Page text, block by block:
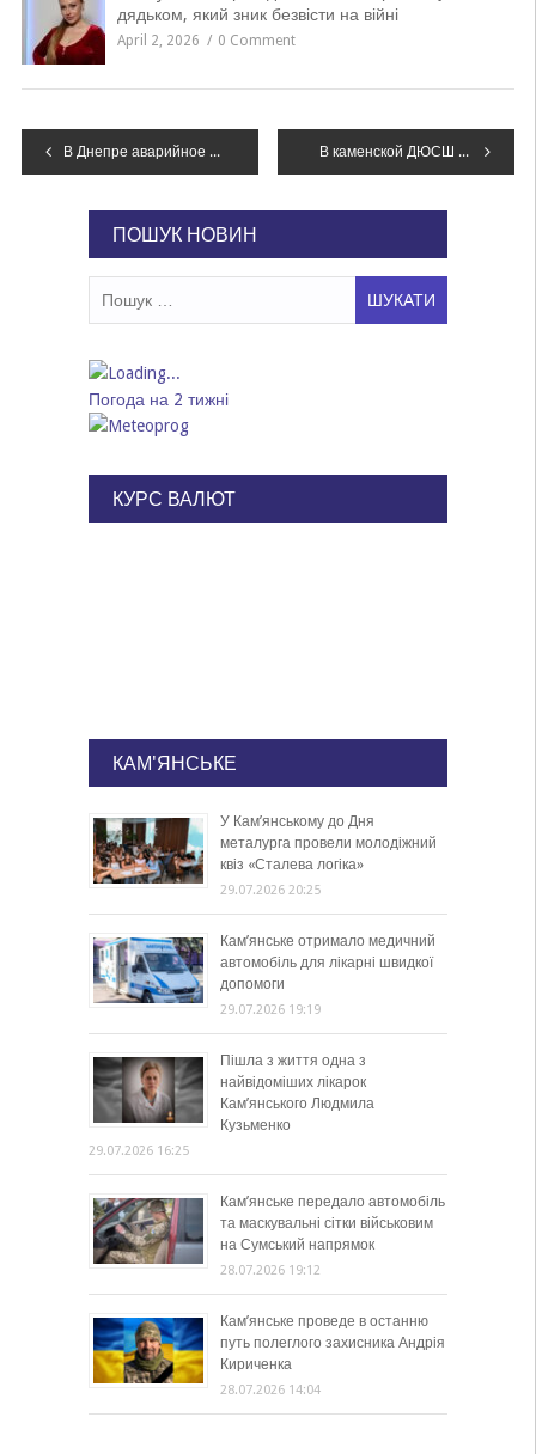
дядьком, який зник безвісти на війні
April 2, 2026 0 Comment
Навігація
В Днепре аварийное отключение воды: без воды остался целый жилмассив В каменской ДЮСШ №1 прошла матчевая встреча тхэквондистов
ПОШУК НОВИН
Погода на 2 тижні
КУРС ВАЛЮТ
КАМ'ЯНСЬКЕ
У Кам’янському до Дня
металурга провели молодіжний
квіз «Сталева логіка»
29.07.2026 20:25
Кам’янське отримало медичний
автомобіль для лікарні швидкої
допомоги
29.07.2026 19:19
Пішла з життя одна з
найвідоміших лікарок
Кам’янського Людмила
Кузьменко
29.07.2026 16:25
Кам’янське передало автомобіль
та маскувальні сітки військовим
на Сумський напрямок
28.07.2026 19:12
Кам’янське проведе в останню
путь полеглого захисника Андрія
Кириченка
28.07.2026 14:04